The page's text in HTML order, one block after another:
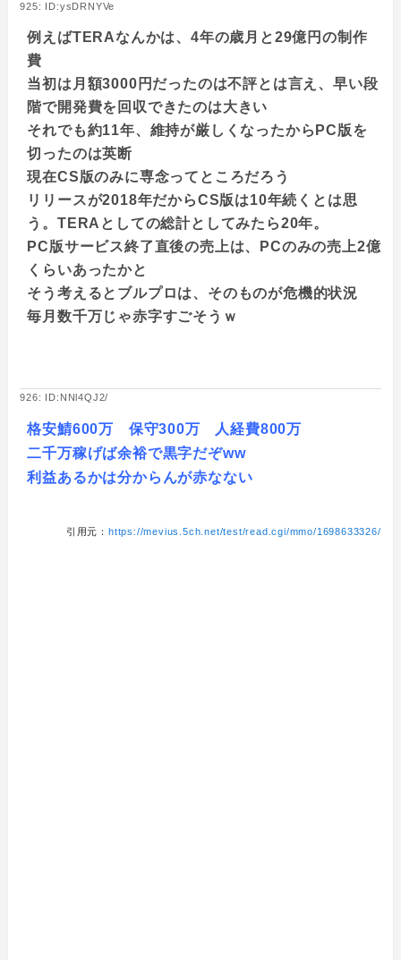
925: ID:ysDRNYVe
例えばTERAなんかは、4年の歳月と29億円の制作
費
当初は月額3000円だったのは不評とは言え、早い段
階で開発費を回収できたのは大きい
それでも約11年、維持が厳しくなったからPC版を
切ったのは英断
現在CS版のみに専念ってところだろう
リリースが2018年だからCS版は10年続くとは思
う。TERAとしての総計としてみたら20年。
PC版サービス終了直後の売上は、PCのみの売上2億
くらいあったかと
そう考えるとブルプロは、そのものが危機的状況
毎月数千万じゃ赤字すごそうｗ
926: ID:NNl4QJ2/
格安鯖600万 保守300万 人経費800万
二千万稼げば余裕で黒字だぞww
利益あるかは分からんが赤なない
引用元： https://mevius.5ch.net/test/read.cgi/mmo/1698633326/